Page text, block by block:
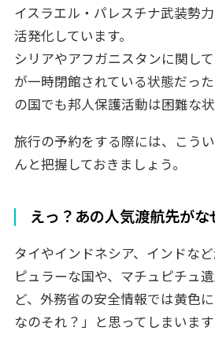
イスラエル・パレスチナ武装勢
活発化しています。
シリアやアフガニスタンに関し
が一時閉館されている状態だっ
の国でも邦人保護活動は困難な状
旅行の予約をする際には、こう
んと把握しておきましょう。
えっ？あの人気渡航先がな
タイやインドネシア、インドな
ピュラーな国や、マチュピチュ
ど、外務省の安全情報では黄色
なのそれ？」と思ってしまいます